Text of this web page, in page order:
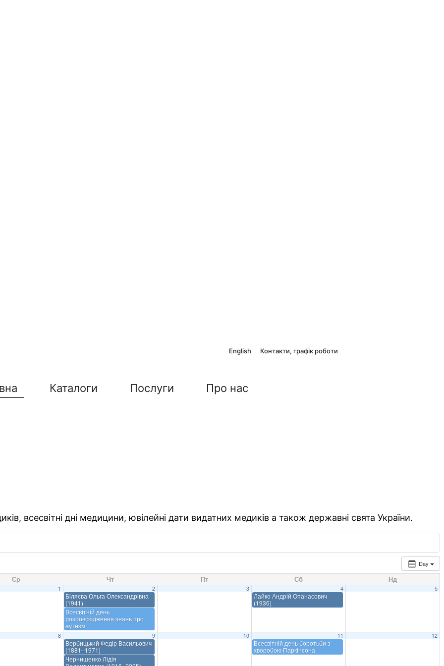
English Контакти, графік роботи
Каталоги Послуги Про нас
всесвітні дні медицини, ювілейні дати видатних медиків а також державні свята України.
Day
Ср Чт Пт Сб Нд
1 2
Біляєва Ольга Олександрівна
(1941)
Всесвітній день
розповсюдження знань про
аутизм
3 4
Лайко Андрій Опанасович
(1936)
5
8 9
Вербицький Федір Васильович
(1881–1971)
Чернишенко Лідія
10 11
Всесвітній день боротьби з
хворобою Паркінсона
12